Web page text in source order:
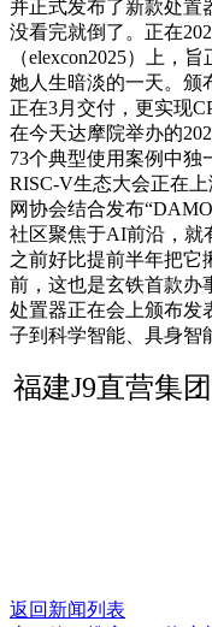
并正式发布了新款处置
没看完就倒了。正在
（elexcon2025）上，
她人生暗淡的一天。颁
正在3月交付，更实现
在今天达摩院举办的
73个典型使用案例中独
RISC-V生态大会正在
网协会结合发布
社区聚焦于AI前沿，就
之前好比提前半年把它
前，这也是玄铁首款办
处置器正在会上颁布发
子到科学智能、具身智
福建J9直营集
返回新闻列表